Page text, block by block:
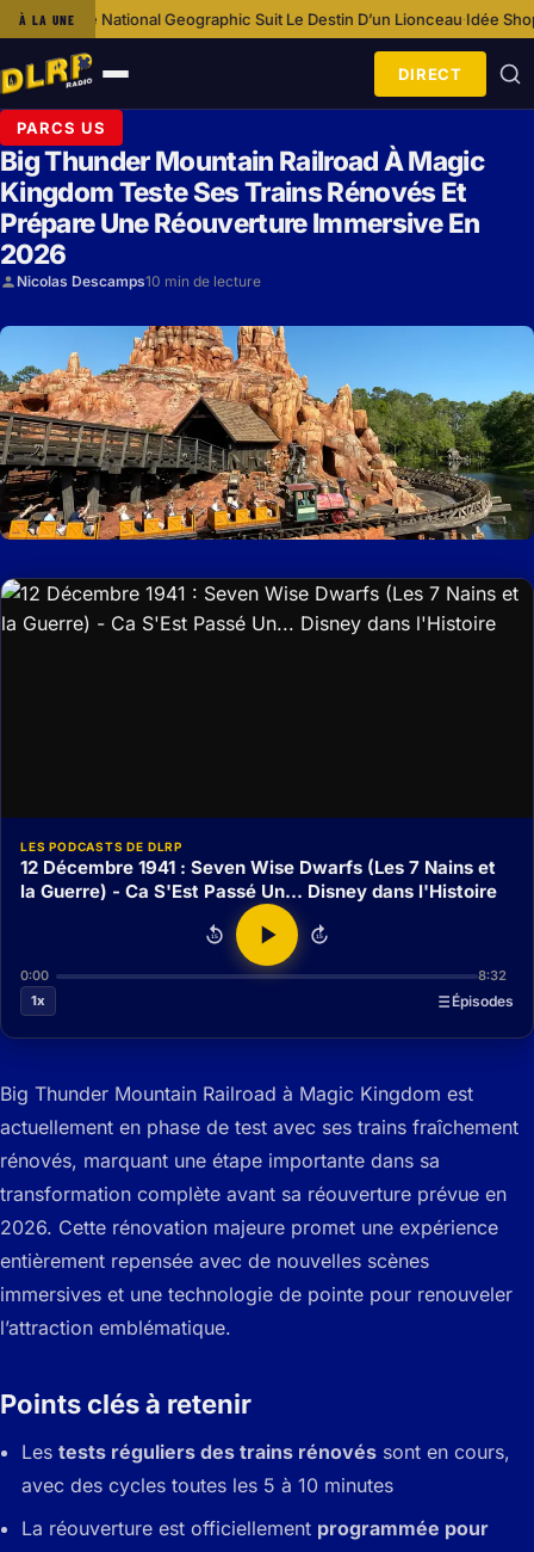
À LA UNE
Geographic Suit Le Destin D’un Lionceau·Idée Shopping :
Ouvrir
le
menu
DIRECT
PARCS US
Big Thunder Mountain Railroad À Magic
Kingdom Teste Ses Trains Rénovés Et
Prépare Une Réouverture Immersive En
2026
Nicolas Descamps10 min de lecture
LES PODCASTS DE DLRP
12 Décembre 1941 : Seven Wise Dwarfs (Les 7 Nains et
la Guerre) - Ca S'Est Passé Un... Disney dans l'Histoire
15 15
0:00
8:32
1x
Épisodes
Big Thunder Mountain Railroad à Magic Kingdom est
actuellement en phase de test avec ses trains fraîchement
rénovés, marquant une étape importante dans sa
transformation complète avant sa réouverture prévue en
2026. Cette rénovation majeure promet une expérience
entièrement repensée avec de nouvelles scènes
immersives et une technologie de pointe pour renouveler
l’attraction emblématique.
Points clés à retenir
Les tests réguliers des trains rénovés sont en cours,
avec des cycles toutes les 5 à 10 minutes
La réouverture est officiellement programmée pour